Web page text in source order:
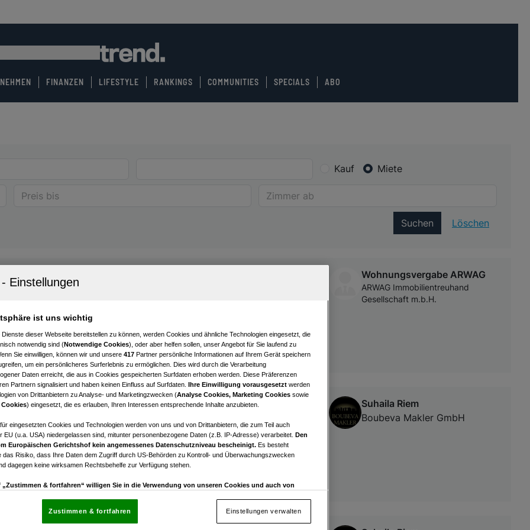
FINANZEN LIFESTYLE RANKINGS COMMUNITIES SPECIALS ABO
Kauf Miete
Suchen Löschen
8 Top 7
Zimmer
Wohnungsvergabe ARWAG
ARWAG Immobilientreuhand
Gesellschaft m.b.H.
1
Zimmer
€ 170,00
Nettomiete
Suhaila Riem
Boubeva Makler GmbH
ist uns wichtig
Dienste dieser Webseite bereitstellen zu können, werden Cookies und ähnliche Technologien eingesetzt, die
notwendig sind (Notwendige Cookies), oder aber helfen sollen, unser Angebot für Sie laufend zu
Sie einwilligen, können wir und unsere 417 Partner persönliche Informationen auf Ihrem Gerät speichern
um ein persönlicheres Surferlebnis zu ermöglichen. Dies wird durch die Verarbeitung
Daten erreicht, die aus in Cookies gespeicherten Surfdaten erhoben werden. Diese Präferenzen
Partnern signalisiert und haben keinen Einfluss auf Surfdaten. Ihre Einwilligung vorausgesetzt werden
von Drittanbietern zu Analyse- und Marketingzwecken (Analyse Cookies, Marketing Cookies sowie
) eingesetzt, die es erlauben, Ihren Interessen entsprechende Inhalte anzubieten.
eingesetzten Cookies und Technologien werden von uns und von Drittanbietern, die zum Teil auch
EU (u.a. USA) niedergelassen sind, mitunter personenbezogene Daten (z.B. IP-Adresse) verarbeitet. Den
Europäischen Gerichtshof kein angemessenes Datenschutzniveau bescheinigt. Es besteht
das Risiko, dass Ihre Daten dem Zugriff durch US-Behörden zu Kontroll- und Überwachungszwecken
dagegen keine wirksamen Rechtsbehelfe zur Verfügung stehen.
„Zustimmen & fortfahren“ willigen Sie in die Verwendung von unseren Cookies und auch von
die sich auf jeder Seite unten im Footer befinden.
Einstellungen verwalten
Zustimmen & fortfahren